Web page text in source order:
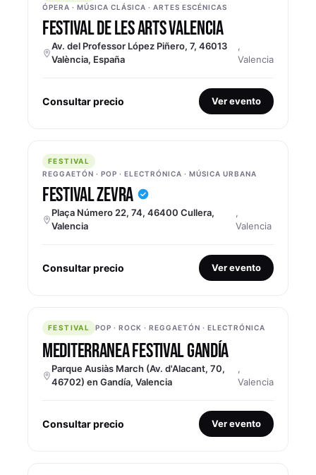
ÓPERA · MÚSICA CLÁSICA · ARTES ESCÉNICAS
FESTIVAL DE LES ARTS VALENCIA
Av. del Professor López Piñero, 7, 46013
València, España
,
Valencia
Consultar precio Ver evento
FESTIVAL
FESTIVAL
REGGAETÓN · POP · ELECTRÓNICA · MÚSICA URBANA
FESTIVAL ZEVRA
Plaça Número 22, 74, 46400 Cullera,
Valencia
,
Valencia
Consultar precio Ver evento
FESTIVAL
FESTIVAL POP · ROCK · REGGAETÓN · ELECTRÓNICA
MEDITERRANEA FESTIVAL GANDÍA
Parque Ausiàs March (Av. d'Alacant, 70,
46702) en Gandía, Valencia
,
Valencia
Consultar precio Ver evento